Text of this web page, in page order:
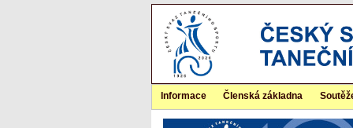
Informace Členská základna